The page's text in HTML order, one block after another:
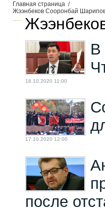
Главная страница /
Жээнбеков Сооронбай
В
18.10.2020 11:00
17.10.2020 12:00
после